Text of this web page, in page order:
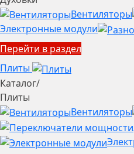
Вентиляторы
Электронные модули
Перейти в раздел
Плиты
Каталог/
Плиты
Вентиляторы